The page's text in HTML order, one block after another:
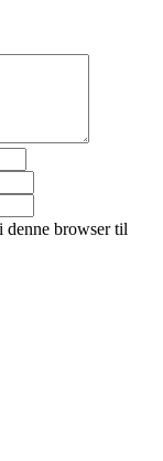
denne browser til